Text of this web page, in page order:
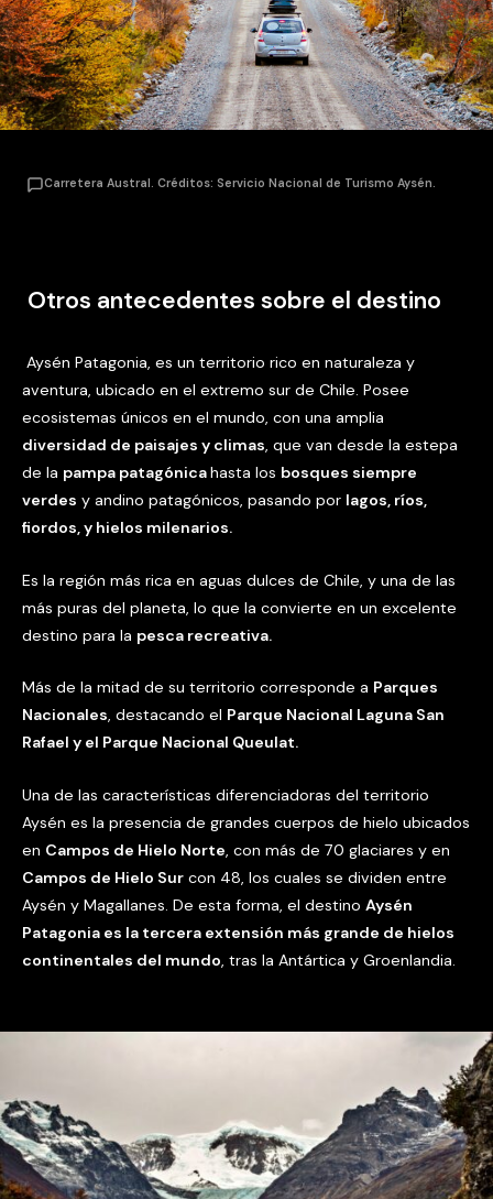
Carretera Austral. Créditos: Servicio Nacional de Turismo Aysén.
Otros antecedentes sobre el destino
Aysén Patagonia, es un territorio rico en naturaleza y
aventura, ubicado en el extremo sur de Chile. Posee
ecosistemas únicos en el mundo, con una amplia
diversidad de paisajes y climas, que van desde la estepa
de la pampa patagónicahasta los bosques siempre
verdes y andino patagónicos, pasando por lagos, ríos,
fiordos, y hielos milenarios.
Es la región más rica en aguas dulces de Chile, y una de las
más puras del planeta, lo que la convierte en un excelente
destino para la pesca recreativa.
Más de la mitad de su territorio corresponde a Parques
Nacionales, destacando el Parque Nacional Laguna San
Rafael y el Parque Nacional Queulat.
Una de las características diferenciadoras del territorio
Aysén es la presencia de grandes cuerpos de hielo ubicados
en Campos de Hielo Norte, con más de 70 glaciares y en
Campos de Hielo Sur con 48, los cuales se dividen entre
Aysén y Magallanes. De esta forma, el destino Aysén
Patagonia es la tercera extensión más grande de hielos
continentales del mundo, tras la Antártica y Groenlandia.